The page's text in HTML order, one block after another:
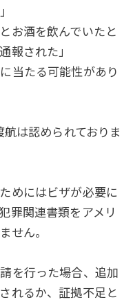
お酒を飲んでいたと
報された」
当たる可能性があり
は認められておりま
めにはビザが必要に
罪関連書類をアメリ
せん。
を行った場合、追加
れるか、証拠不足と